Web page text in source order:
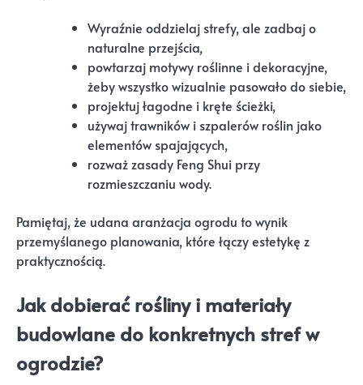
Wyraźnie oddzielaj strefy, ale zadbaj o
naturalne przejścia,
powtarzaj motywy roślinne i dekoracyjne,
żeby wszystko wizualnie pasowało do siebie,
projektuj łagodne i kręte ścieżki,
używaj trawników i szpalerów roślin jako
elementów spajających,
rozważ zasady Feng Shui przy
rozmieszczaniu wody.
Pamiętaj, że udana aranżacja ogrodu to wynik
przemyślanego planowania, które łączy estetykę z
praktycznością.
Jak dobierać rośliny i materiały
budowlane do konkretnych stref w
ogrodzie?